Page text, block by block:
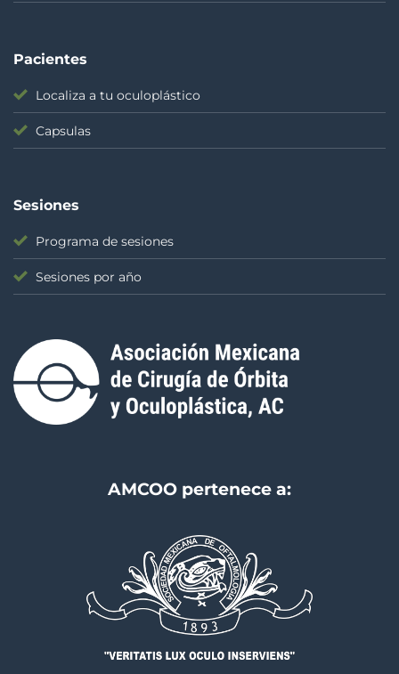
Pacientes
Localiza a tu oculoplástico
Capsulas
Sesiones
Programa de sesiones
Sesiones por año
AMCOO pertenece a: